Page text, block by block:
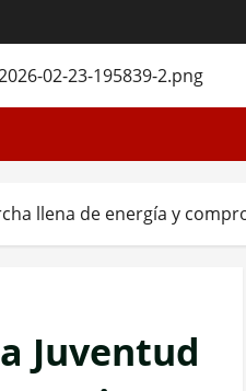
llena de energía y
Juventud